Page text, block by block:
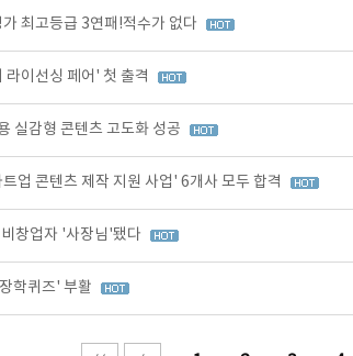
최고등급 3연패!적수가 없다
이선싱 페어' 첫 출격
실감형 콘텐츠 고도화 성공
업 콘텐츠 제작 지원 사업' 6개사 모두 합격
창업자 '사장님'됐다
학퀴즈' 부활